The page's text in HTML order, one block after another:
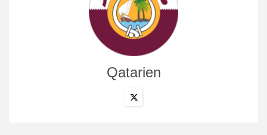
Qatarien